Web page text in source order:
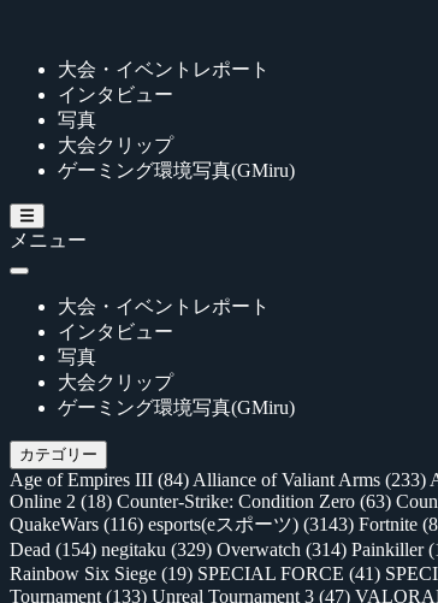
大会・イベントレポート
インタビュー
写真
大会クリップ
ゲーミング環境写真(GMiru)
メニュー
大会・イベントレポート
インタビュー
写真
大会クリップ
ゲーミング環境写真(GMiru)
カテゴリー
Age of Empires III (84) Alliance of Valiant Arms (233)
Online 2 (18) Counter-Strike: Condition Zero (63)
QuakeWars (116) esports(eスポーツ) (3143) Fortnite
Dead (154) negitaku (329) Overwatch (314) Painkiller
Rainbow Six Siege (19) SPECIAL FORCE (41)
Tournament (133) Unreal Tournament 3 (47)